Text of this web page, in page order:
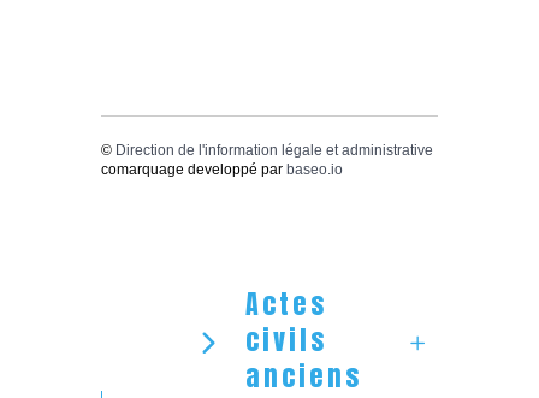
© Direction de l'information légale et administrative
comarquage developpé par baseo.io
Actes
civils
anciens